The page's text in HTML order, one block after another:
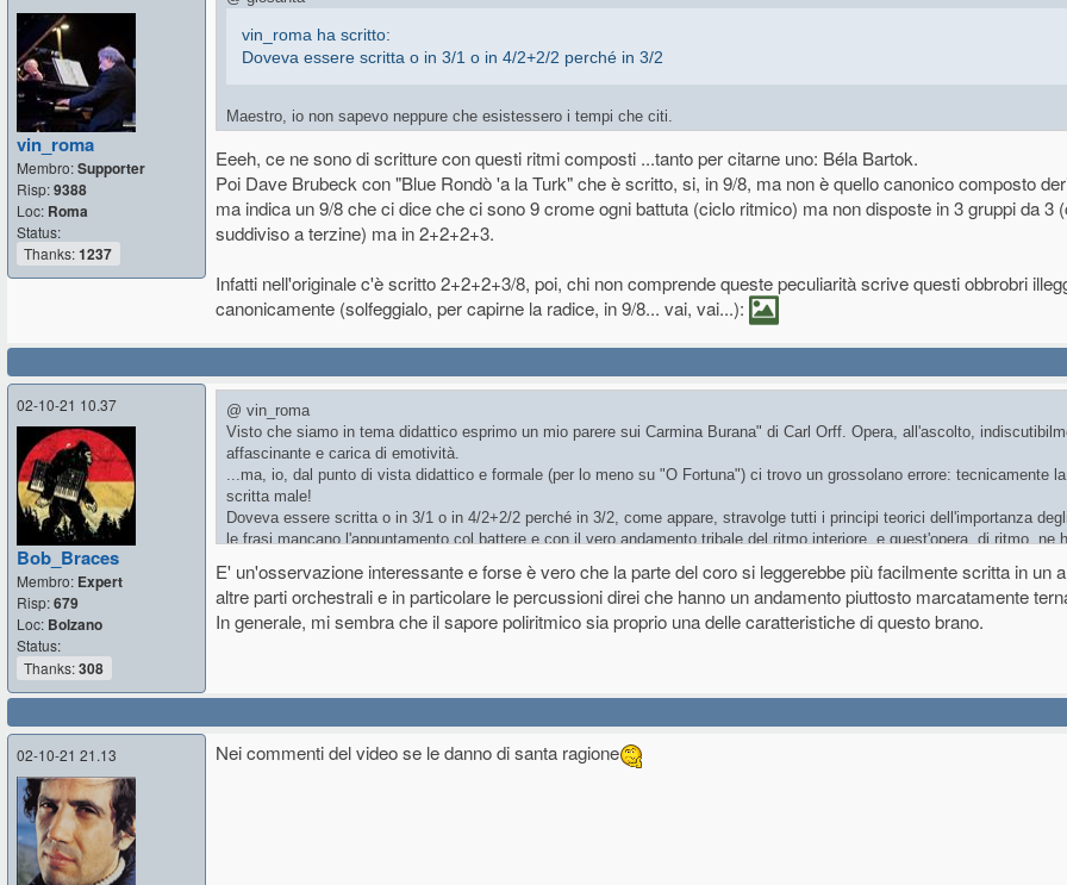
vin_roma
Membro:Supporter
Risp:9388
Loc: Roma
Status:
Thanks:1237
vin_roma ha scritto:
Doveva essere scritta o in 3/1 o in 4/2+2/2 perché in 3/2
Maestro, io non sapevo neppure che esistessero i tempi che citi.
Che dire, ringrazio per avere condiviso.
Ma Orff non è anche l'autore di un metodo di didattica musicale? Come direbbero nella Capitale "annamo bene..."
Eeeh, ce ne sono di scritture con questi ritmi composti ...tanto per citarne uno: Béla Bartok.
Poi Dave Brubeck con "Blue Rondò 'a la Turk" che è scritto, si, in 9/8, ma non è quello canonico composto
ma indica un 9/8 che ci dice che ci sono 9 crome ogni battuta (ciclo ritmico) ma non disposte in 3 gruppi da 3
suddiviso a terzine) ma in 2+2+2+3.
Infatti nell'originale c'è scritto 2+2+2+3/8, poi, chi non comprende queste peculiarità scrive questi obbrobri
canonicamente (solfeggialo, per capirne la radice, in 9/8... vai, vai...):
02-10-21 10.37
Bob_Braces
Membro: Expert
Risp:679
Loc: Bolzano
Status:
Thanks:308
@ vin_roma
Visto che siamo in tema didattico esprimo un mio parere sui Carmina Burana" di Carl Orff. Opera, all'ascolto,
affascinante e carica di emotività.
...ma, io, dal punto di vista didattico e formale (per lo meno su "O Fortuna") ci trovo un grossolano errore: tecnicamente
scritta male!
Doveva essere scritta o in 3/1 o in 4/2+2/2 perché in 3/2, come appare, stravolge tutti i principi teorici dell'importanza
le frasi mancano l'appuntamento col battere e con il vero andamento tribale del ritmo interiore, e quest'opera, di ritmo, ne
Contatela così, 4+2 o 2+1, non in 3 ...che si diventa scemi ad eseguirla!
E' un'osservazione interessante e forse è vero che la parte del coro si leggerebbe più facilmente scritta in un
altre parti orchestrali e in particolare le percussioni direi che hanno un andamento piuttosto marcatamente
In generale, mi sembra che il sapore poliritmico sia proprio una delle caratteristiche di questo brano.
02-10-21 21.13 Nei commenti del video se le danno di santa ragione